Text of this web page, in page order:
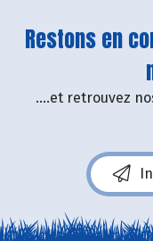
Restons en
....et retrouvez